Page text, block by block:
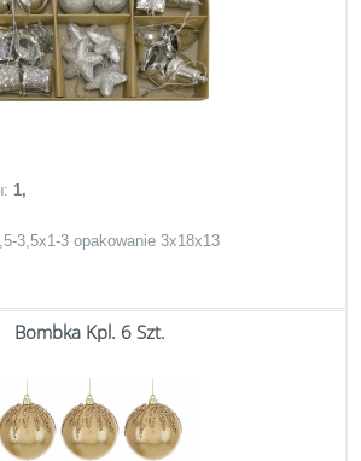
1,
3,5x1-3 opakowanie 3x18x13
Bombka Kpl. 6 Szt.